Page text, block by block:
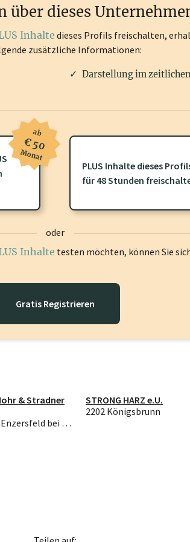
wirtschaft.at PLUS Inhaltedie Sie
Inhalte zu sehen.
dieses
Inhaltedieses Profils freischalten,
zusätzliche Informationen:
Darstellung im
ab
€ 50
Monat
PLUS Inhalte dieses
für 48 Stunden
oder
Inhalte testen möchten, können Sie
Gratis Registrieren
& Stradner
2202 Enzersfeld bei Wien
STRONG HARZ e.U.
2202 Königsbrunn